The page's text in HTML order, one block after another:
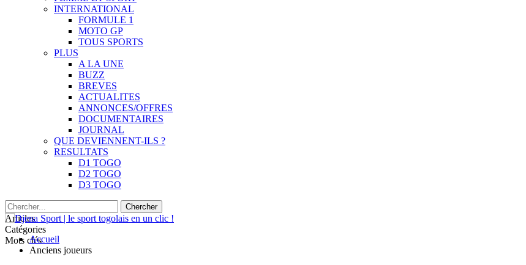
INTERNATIONAL
FORMULE 1
MOTO GP
TOUS SPORTS
PLUS
A LA UNE
BUZZ
BREVES
ACTUALITES
ANNONCES/OFFRES
DOCUMENTAIRES
JOURNAL
QUE DEVIENNENT-ILS ?
RESULTATS
D1 TOGO
D2 TOGO
D3 TOGO
Articles
Catégories
Mots clésAccueil
Anciens joueurs